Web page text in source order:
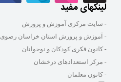
لینکهای مفید
- سایت مرکزی آموزش و پرورش
- آموزش و پرورش استان خراسان رضوی
- کانون فکری کودکان و نوجوانان
- مرکز استعدادهای درخشان
- کانون معلمان